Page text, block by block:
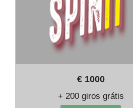
€ 1000
+ 200 giros grátis